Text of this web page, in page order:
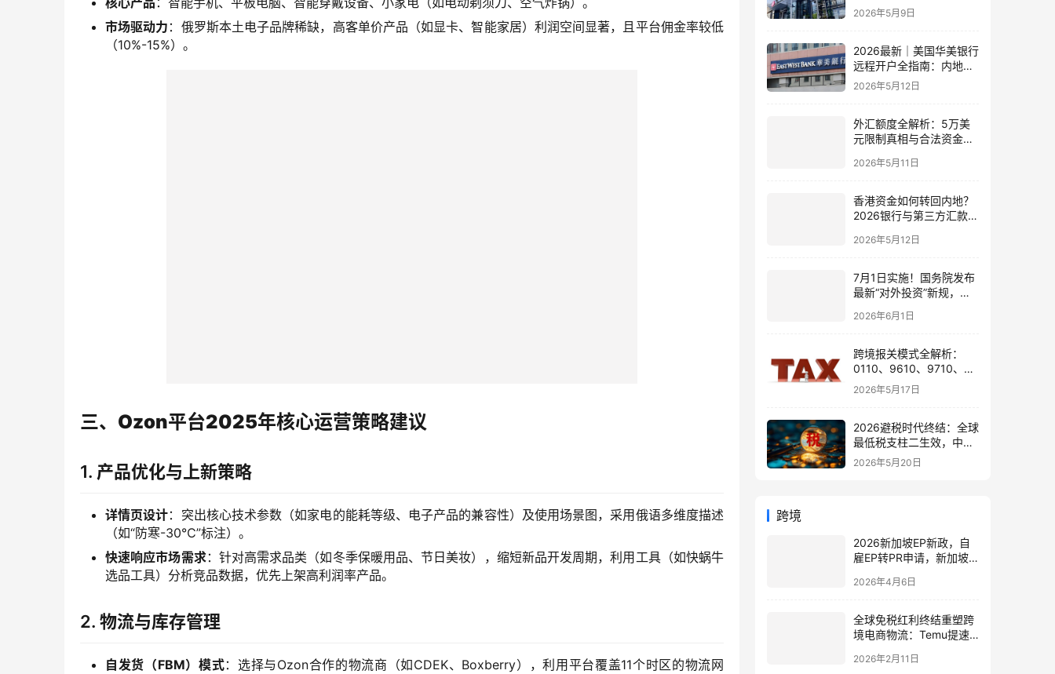
市场驱动力 ：俄罗斯本土电子品牌稀缺，高客单价产品（如显卡、智能家居）利润空间显著，且平台佣金率较低
（10%-15%）。
三、Ozon平台2025年核心运营策略建议
1. 产品优化与上新策略
详情页设计：突出核心技术参数（如家电的能耗等级、电子产品的兼容性）及使用场景图，采用俄语多维度描述
（如“防寒-30℃”标注）。
快速响应市场需求：针对高需求品类（如冬季保暖用品、节日美妆），缩短新品开发周期，利用工具（如快蜗牛
选品工具）分析竞品数据，优先上架高利润率产品。
2. 物流与库存管理
自发货（FBM）模式：选择与Ozon合作的物流商（如CDEK、Boxberry），利用平台覆盖11个时区的物流网
费用、下户速度全方位对
比指南
2026年5月9日
2026最新｜美国华美银行
远程开户全指南：内地居
民足不出户办理美股与跨
2026年5月12日
外汇额度全解析：5万美
元限制真相与合法资金出
2026年5月11日
香港资金如何转回内地？
2026银行与第三方汇款全
2026年5月12日
7月1日实施！国务院发布
最新“对外投资”新规，炒
会有何影响
2026年6月1日
跨境报关模式全解析：
0110、9610、9710、
9810、1039、1210 的区
别与最佳应用场景
2026年5月17日
2026避税时代终结：全球
最低税支柱二生效，中国
企业家海外公司合规3大
2026年5月20日
跨境
2026新加坡EP新政，自
雇EP转PR申请，新加坡
2026年4月6日
全球免税红利终结重塑跨
境电商物流：Temu提速
发，投资者如何布局三大
2026年2月11日